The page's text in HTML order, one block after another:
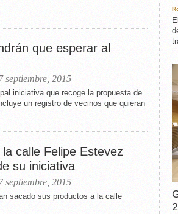
que esperar al
septiembre, 2015
iniciativa que recoge la propuesta de
un registro de vecinos que quieran
calle Felipe Estevez
su iniciativa
septiembre, 2015
sacado sus productos a la calle